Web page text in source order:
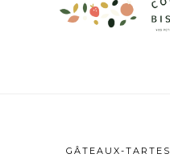
GÂTEAUX-TARTES